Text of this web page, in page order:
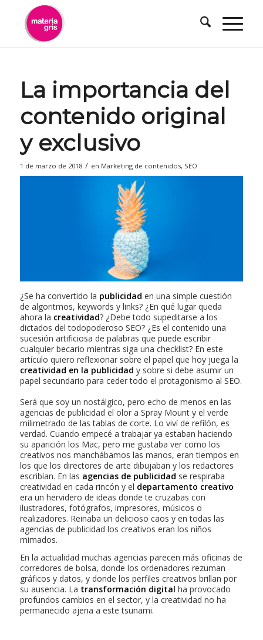
contenido
La importancia del
contenido original
y exclusivo
1 de marzo de 2018 / en Marketing de contenidos, SEO
¿Se ha convertido la publicidad en una simple cuestión
de algoritmos, keywords y links? ¿En qué lugar queda
ahora la creatividad? ¿Debe todo supeditarse a los
dictados del todopoderoso SEO? ¿Es el contenido una
sucesión artificiosa de palabras que puede escribir
cualquier becario mientras siga una checklist? En este
artículo quiero reflexionar sobre el papel que hoy juega la
creatividad en la publicidad y sobre si debe asumir un
papel secundario para ceder todo el protagonismo al SEO.
Será que soy un nostálgico, pero echo de menos en las
agencias de publicidad el olor a Spray Mount y el verde
milimetrado de las tablas de corte. Lo viví de refilón, es
verdad. Cuando empecé a trabajar ya estaban haciendo
su aparición los Mac, pero me gustaba ver como los
creativos nos manchábamos las manos, eran tiempos en
los que los directores de arte dibujaban y los redactores
escribían. En las agencias de publicidad se respiraba
creatividad en cada rincón y el departamento creativo
era un hervidero de ideas donde te cruzabas con
ilustradores, fotógrafos, impresores, músicos o
realizadores. Reinaba un delicioso caos y en todas las
agencias de publicidad los creativos eran los niños
mimados.
En la actualidad muchas agencias parecen más oficinas de
corredores de bolsa, donde los ordenadores rezuman
gráficos y datos, y donde los perfiles creativos brillan por
su ausencia. La transformación digital ha provocado
profundos cambios en el sector, y la creatividad no ha
permanecido ajena a este tsunami.